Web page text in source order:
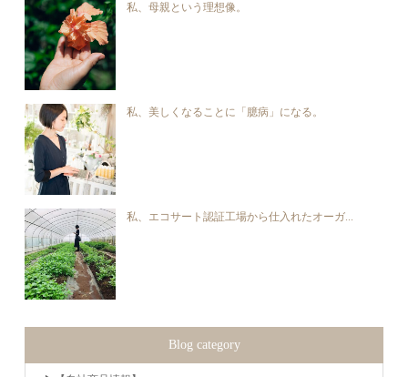
私、母親という理想像。
私、美しくなることに「臆病」になる。
私、エコサート認証工場から仕入れたオーガ...
Blog category